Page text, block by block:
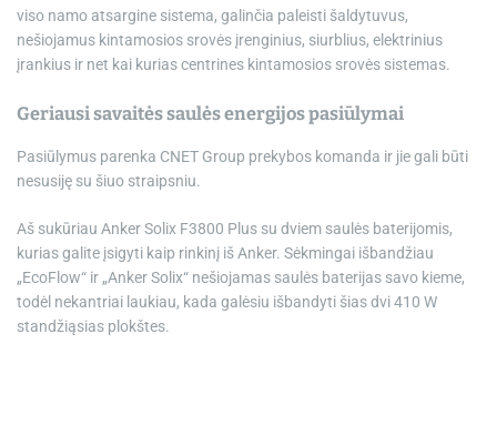
viso namo atsargine sistema, galinčia paleisti šaldytuvus,
nešiojamus kintamosios srovės įrenginius, siurblius, elektrinius
įrankius ir net kai kurias centrines kintamosios srovės sistemas.
Geriausi savaitės saulės energijos pasiūlymai
Pasiūlymus parenka CNET Group prekybos komanda ir jie gali būti
nesusiję su šiuo straipsniu.
Aš sukūriau Anker Solix F3800 Plus su dviem saulės baterijomis,
kurias galite įsigyti kaip rinkinį iš Anker. Sėkmingai išbandžiau
„EcoFlow“ ir „Anker Solix“ nešiojamas saulės baterijas savo kieme,
todėl nekantriai laukiau, kada galėsiu išbandyti šias dvi 410 W
standžiąsias plokštes.